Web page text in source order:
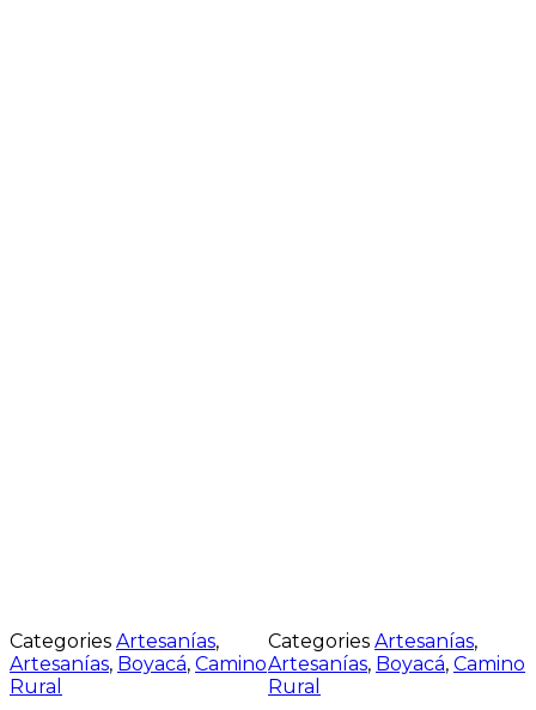
Categories Artesanías,
Artesanías, Boyacá, Camino
Rural
Categories Artesanías,
Artesanías, Boyacá, Camino
Rural